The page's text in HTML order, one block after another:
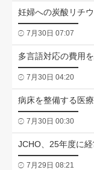
妊婦への炭酸リチ
7月30日 07:07
多言語対応の費用
7月30日 04:20
病床を整備する医
7月30日 00:30
JCHO、25年度に
7月29日 08:21